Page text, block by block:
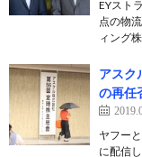
EYスト
点の物
ィング
アスク
の再任
ヤフー
に配信